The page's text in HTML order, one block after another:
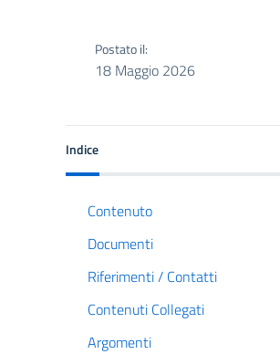
Postato il:
18 Maggio 2026
Indice
Contenuto
Documenti
Riferimenti / Contatti
Contenuti Collegati
Argomenti